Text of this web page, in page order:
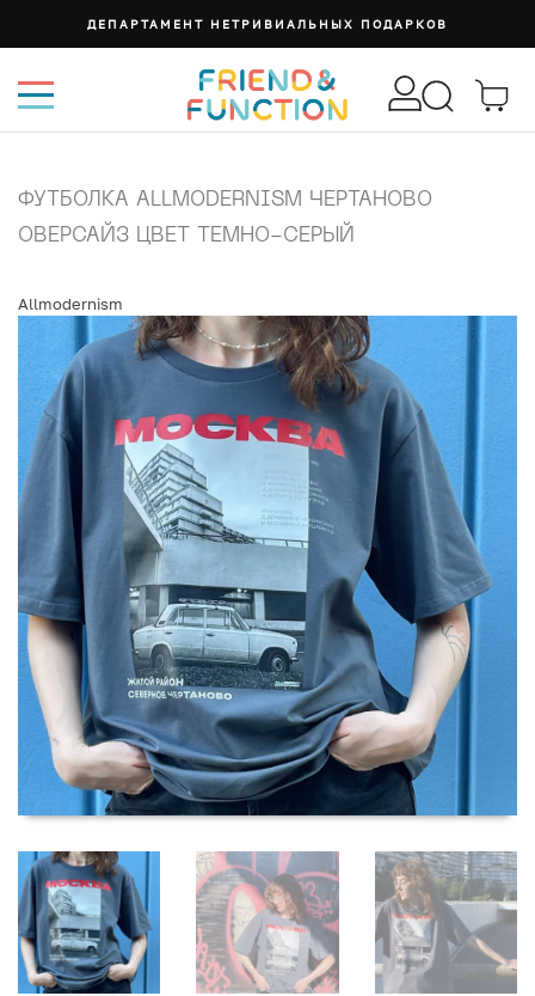
ДЕПАРТАМЕНТ НЕТРИВИАЛЬНЫХ ПОДАРКОВ
ФУТБОЛКА ALLMODERNISM ЧЕРТАНОВО
ОВЕРСАЙЗ ЦВЕТ ТЕМНО-СЕРЫЙ
Allmodernism